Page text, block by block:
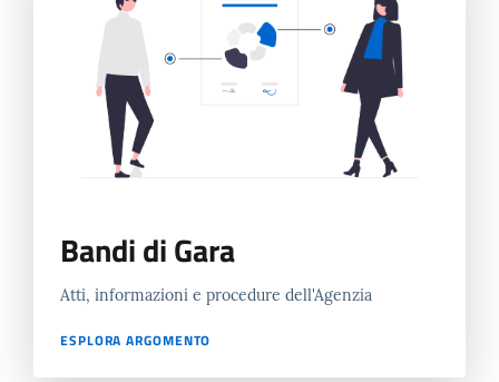
Bandi di Gara
Atti, informazioni e procedure dell'Agenzia
ESPLORA ARGOMENTO